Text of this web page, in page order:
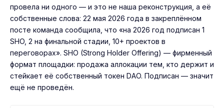
провела ни одного — и это не наша реконструкция, а её
собственные слова: 22 мая 2026 года в закреплённом
посте команда сообщила, что «на 2026 год подписан 1
SHO, 2 на финальной стадии, 10+ проектов в
переговорах». SHO (Strong Holder Offering) — фирменный
формат площадки: продажа аллокации тем, кто держит и
стейкает её собственный токен DAO. Подписан — значит
ещё не проведён.